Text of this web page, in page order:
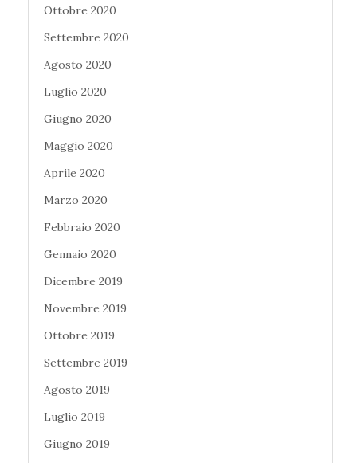
Ottobre 2020
Settembre 2020
Agosto 2020
Luglio 2020
Giugno 2020
Maggio 2020
Aprile 2020
Marzo 2020
Febbraio 2020
Gennaio 2020
Dicembre 2019
Novembre 2019
Ottobre 2019
Settembre 2019
Agosto 2019
Luglio 2019
Giugno 2019